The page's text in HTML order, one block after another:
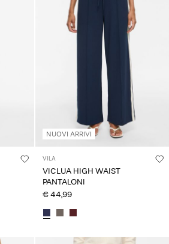
NUOVI ARRIVI
VILA
VICLUA HIGH WAIST
PANTALONI
€ 44,99